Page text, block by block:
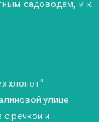
садоводам, и к
хлопот"
улице
с речкой и